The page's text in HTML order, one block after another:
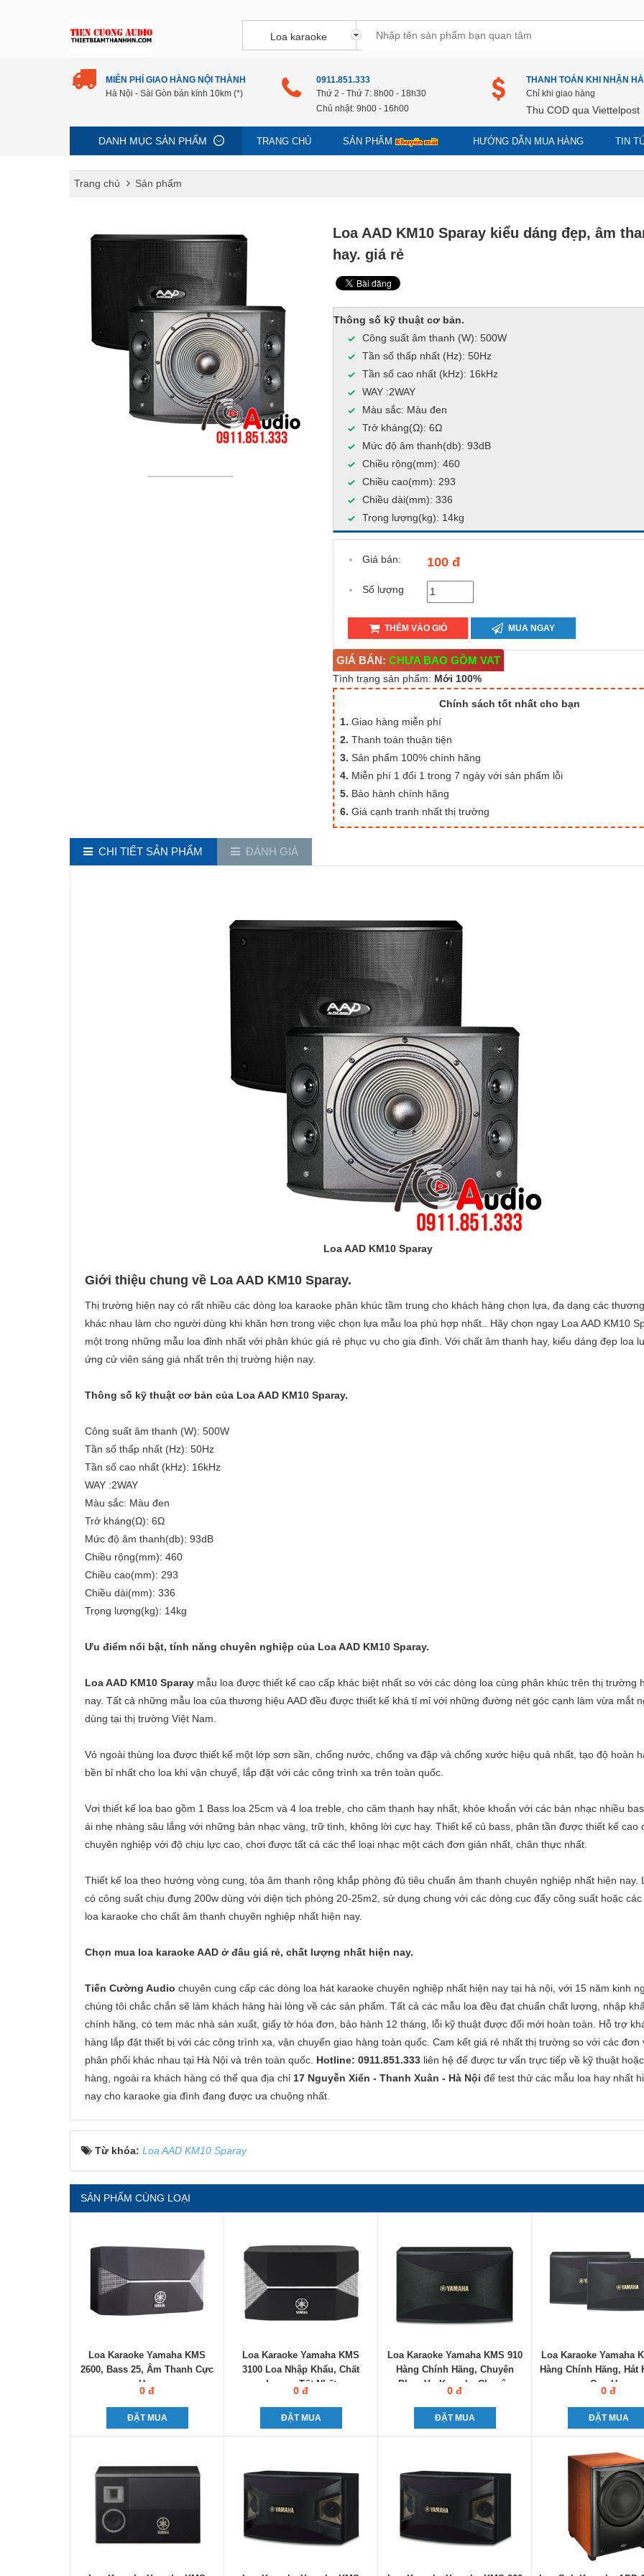
MIỄN PHÍ GIAO HÀNG NỘI THÀNH
Hà Nội - Sài Gòn bán kính 10km (*)
0911.851.333
Thứ 2 - Thứ 7: 8h00 - 18h30
Chủ nhật: 9h00 - 16h00
THANH TOÁN KHI NHẬN
Chỉ khi giao hàng
Thu COD qua Viettelpost
DANH MỤC SẢN PHẨM TRANG CHỦ SẢN PHẨM HƯỚNG DẪN MUA HÀNG TIN
Trang chủ Sản phẩm
Loa AAD KM10 Sparay kiểu dáng đẹp, âm
hay. giá rẻ
Thông số kỹ thuật cơ bản.
Công suất âm thanh (W): 500W
Tần số thấp nhất (Hz): 50Hz
Tần số cao nhất (kHz): 16kHz
WAY :2WAY
Màu sắc: Màu đen
Trở kháng(Ω): 6Ω
Mức độ âm thanh(db): 93dB
Chiều rộng(mm): 460
Chiều cao(mm): 293
Chiều dài(mm): 336
Trọng lượng(kg): 14kg
Giá bán: 100 đ
Số lượng
THÊM VÀO GIỎ MUA NGAY
GIÁ BÁN: CHƯA BAO GỒM VAT
Tình trạng sản phẩm: Mới 100%
Chính sách tốt nhất cho bạn
1. Giao hàng miễn phí
2. Thanh toán thuận tiện
3. Sản phẩm 100% chính hãng
4. Miễn phí 1 đổi 1 trong 7 ngày với sản phẩm lỗi
5. Bảo hành chính hãng
6. Giá cạnh tranh nhất thị trường
CHI TIẾT SẢN PHẨM ĐÁNH GIÁ
Loa AAD KM10 Sparay
Giới thiệu chung về Loa AAD KM10 Sparay.
Thị trường hiện nay có rất nhiều các dòng loa karaoke phân khúc tầm trung cho khách hàng chọn lựa, đa dạng các
khác nhau làm cho người dùng khi khăn hơn trong việc chọn lựa mẫu loa phù hợp nhất.. Hãy chọn ngay Loa AAD KM10
một trong những mẫu loa đỉnh nhất với phân khúc giá rẻ phục vụ cho gia đình. Với chất âm thanh hay, kiểu dáng đẹp loa
ứng cử viên sáng giá nhất trên thị trường hiện nay.
Thông số kỹ thuật cơ bản của Loa AAD KM10 Sparay.
Công suất âm thanh (W): 500W
Tần số thấp nhất (Hz): 50Hz
Tần số cao nhất (kHz): 16kHz
WAY :2WAY
Màu sắc: Màu đen
Trở kháng(Ω): 6Ω
Mức độ âm thanh(db): 93dB
Chiều rộng(mm): 460
Chiều cao(mm): 293
Chiều dài(mm): 336
Trọng lượng(kg): 14kg
Ưu điểm nổi bật, tính năng chuyên nghiệp của Loa AAD KM10 Sparay.
Loa AAD KM10 Sparay mẫu loa được thiết kế cao cấp khác biệt nhất so với các dòng loa cùng phân khúc trên thị trường
nay. Tất cả những mẫu loa của thương hiệu AAD đều được thiết kế khá tỉ mỉ với những đường nét góc cạnh làm vừa mắt
dùng tại thị trường Việt Nam.
Vỏ ngoài thùng loa được thiết kế một lớp sơn sần, chống nước, chống va đập và chống xước hiệu quả nhất, tạo độ hoàn
bền bỉ nhất cho loa khi vận chuyể, lắp đặt với các công trình xa trên toàn quốc.
Vơi thiết kế loa bao gồm 1 Bass loa 25cm và 4 loa treble, cho câm thanh hay nhất, khỏe khoắn với các bản nhạc nhiều
ái nhẹ nhàng sâu lắng với những bản nhạc vàng, trữ tình, không lời cực hay. Thiết kế củ bass, phân tần được thiết kế cao
chuyên nghiệp với độ chịu lực cao, chơi được tất cả các thể loại nhạc một cách đơn giản nhất, chân thực nhất.
Thiết kế loa theo hướng vòng cung, tỏa âm thanh rộng khắp phòng đủ tiêu chuẩn âm thanh chuyên nghiệp nhất hiện nay.
có công suất chịu đựng 200w dùng với diện tịch phòng 20-25m2, sử dụng chung với các dòng cục đẩy công suất hoặc các
loa karaoke cho chất âm thanh chuyên nghiệp nhất hiện nay.
Chọn mua loa karaoke AAD ở đâu giá rẻ, chất lượng nhất hiện nay.
Tiến Cường Audio chuyên cung cấp các dòng loa hát karaoke chuyên nghiệp nhất hiện nay tại hà nội, với 15 năm kinh
chúng tôi chắc chắn sẽ làm khách hàng hài lòng về các sản phẩm. Tất cả các mẫu loa đều đạt chuẩn chất lượng, nhập
chính hãng, có tem mác nhà sản xuất, giấy tờ hóa đơn, bảo hành 12 tháng, lỗi kỹ thuật được đổi mới hoàn toàn. Hỗ trợ
hàng lắp đặt thiết bị với các công trình xa, vận chuyển giao hàng toàn quốc. Cam kết giá rẻ nhất thị trường so với các đơn
phân phối khác nhau tại Hà Nội và trên toàn quốc. Hotline: 0911.851.333 liên hệ để được tư vấn trực tiếp về kỹ thuật
hàng, ngoài ra khách hàng có thể qua địa chỉ 17 Nguyễn Xiển - Thanh Xuân - Hà Nội để test thử các mẫu loa hay nhất
nay cho karaoke gia đình đang được ưa chuộng nhất.
Từ khóa: Loa AAD KM10 Sparay
SẢN PHẨM CÙNG LOẠI
Loa Karaoke Yamaha KMS
2600, Bass 25, Âm Thanh Cực
Hay
0 đ
ĐẶT MUA
Loa Karaoke Yamaha KMS
3100 Loa Nhập Khẩu, Chất
Lượng Tốt Nhất
0 đ
ĐẶT MUA
Loa Karaoke Yamaha KMS 910
Hàng Chính Hãng, Chuyên
Phục Vụ Karaoke Chuyên
0 đ
ĐẶT MUA
Loa Karaoke Yamaha
Hàng Chính Hãng, Hát
Cực Hay
0 đ
ĐẶT MUA